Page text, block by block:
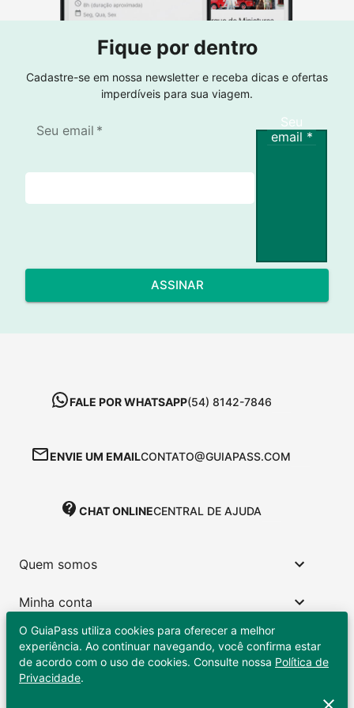
Fique por dentro
Cadastre-se em nossa newsletter e receba dicas e ofertas
imperdíveis para sua viagem.
Seu email *
Seu
email *
ASSINAR
FALE POR WHATSAPP(54) 8142-7846
ENVIE UM EMAILCONTATO@GUIAPASS.COM
CHAT ONLINECENTRAL DE AJUDA
Quem somos
Minha conta
Links úteis
O GuiaPass utiliza cookies para oferecer a melhor
experiência. Ao continuar navegando, você confirma estar
de acordo com o uso de cookies. Consulte nossa Política de
Privacidade.